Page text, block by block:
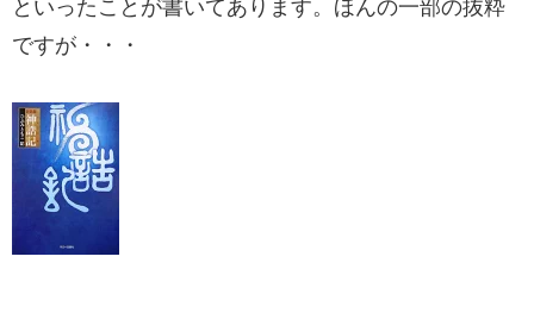
といったことが書いてあります。ほんの一部の抜粋
ですが・・・